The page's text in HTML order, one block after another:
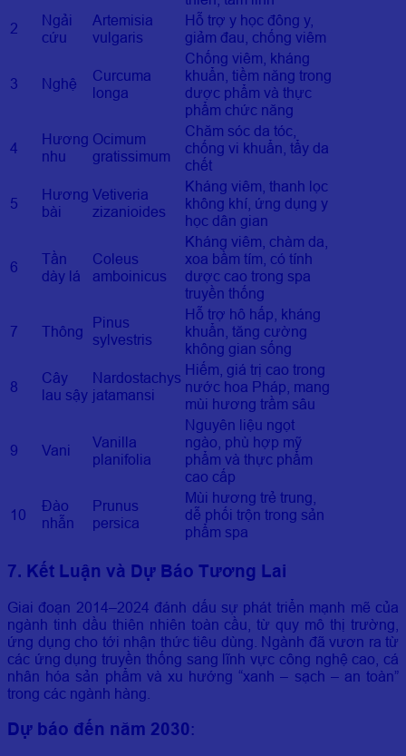
2
Ngải
cứu
Artemisia
vulgaris
Hỗ trợ y học đông y,
giảm đau, chống viêm
3 Nghệ
Curcuma
longa
Chống viêm, kháng
khuẩn, tiềm năng trong
dược phẩm và thực
phẩm chức năng
4
Hương
nhu
Ocimum
gratissimum
Chăm sóc da tóc,
chống vi khuẩn, tẩy da
chết
5
Hương
bài
Vetiveria
zizanioides
Kháng viêm, thanh lọc
không khí, ứng dụng y
học dân gian
6
Tần
dày lá
Coleus
amboinicus
Kháng viêm, chàm da,
xoa bầm tím, có tính
dược cao trong spa
truyền thống
7 Thông
Pinus
sylvestris
Hỗ trợ hô hấp, kháng
khuẩn, tăng cường
không gian sống
8
Cây
lau sậy
Nardostachys
jatamansi
Hiếm, giá trị cao trong
nước hoa Pháp, mang
mùi hương trầm sâu
9 Vani
Vanilla
planifolia
Nguyên liệu ngọt
ngào, phù hợp mỹ
phẩm và thực phẩm
cao cấp
10
Đào
nhẫn
Prunus
persica
Mùi hương trẻ trung,
dễ phối trộn trong sản
phẩm spa
7. Kết Luận và Dự Báo Tương Lai
Giai đoạn 2014–2024 đánh dấu sự phát triển mạnh mẽ của
ngành tinh dầu thiên nhiên toàn cầu, từ quy mô thị trường,
ứng dụng cho tới nhận thức tiêu dùng. Ngành đã vươn ra từ
các ứng dụng truyền thống sang lĩnh vực công nghệ cao, cá
nhân hóa sản phẩm và xu hướng “xanh – sạch – an toàn”
trong các ngành hàng.
Dự báo đến năm 2030: